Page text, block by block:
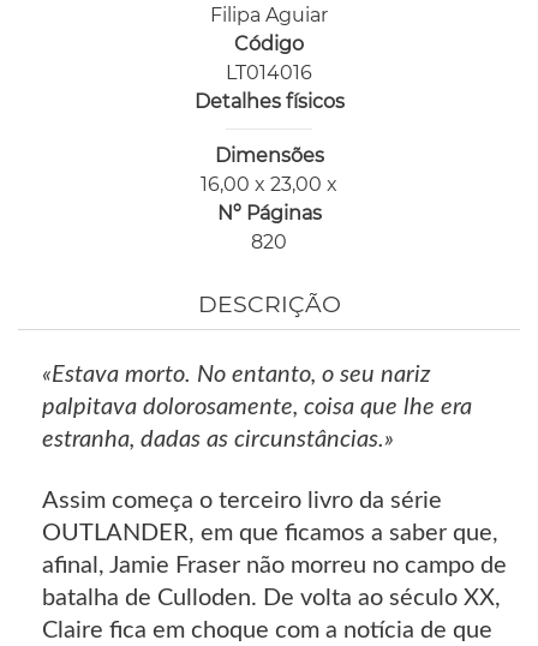
Filipa Aguiar
Código
LT014016
Detalhes físicos
Dimensões
16,00 x 23,00 x
Nº Páginas
820
DESCRIÇÃO
«Estava morto. No entanto, o seu nariz
palpitava dolorosamente, coisa que lhe era
estranha, dadas as circunstâncias.»
Assim começa o terceiro livro da série
OUTLANDER, em que ficamos a saber que,
afinal, Jamie Fraser não morreu no campo de
batalha de Culloden. De volta ao século XX,
Claire fica em choque com a notícia de que